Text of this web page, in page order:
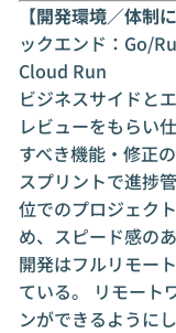
【開発環境／体制
ックエンド：Go/
Cloud Run
ビジネスサイドと
レビューをもらい
すべき機能・修正
スプリントで進捗
位でのプロジェク
め、スピード感の
開発はフルリモー
ている。 リモート
ンができるようにし